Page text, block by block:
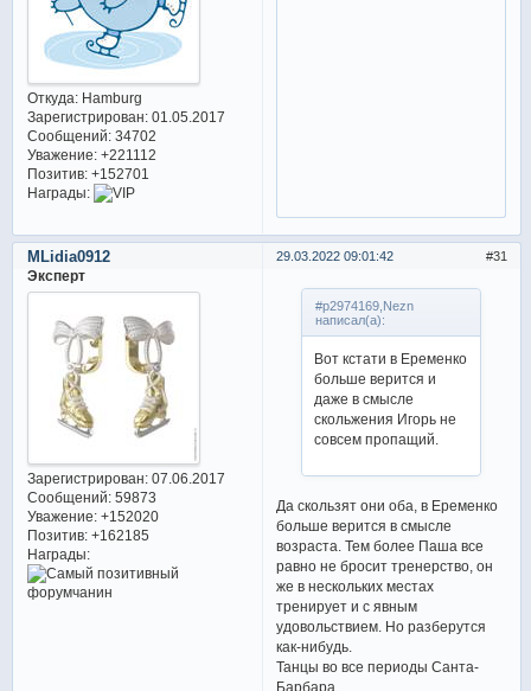
Откуда:Hamburg
Зарегистрирован: 01.05.2017
Сообщений:34702
Уважение: +221112
Позитив: +152701
Награды:
31
29.03.2022 09:01:42
MLidia0912
Эксперт
Зарегистрирован: 07.06.2017
Сообщений:59873
Уважение: +152020
Позитив: +162185
Награды:
#p2974169,Nezn
написал(а):
Вот кстати в Еременко
больше верится и
даже в смысле
скольжения Игорь не
совсем пропащий.
Да скользят они оба, в Еременко
больше верится в смысле
возраста. Тем более Паша все
равно не бросит тренерство, он
же в нескольких местах
тренирует и с явным
удовольствием. Но разберутся
как-нибудь.
Танцы во все периоды Санта-
Барбара.